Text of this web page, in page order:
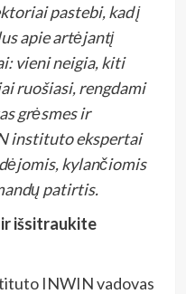
pastebi, kad į
apie artėjantį
vieni neigia, kiti
ruošiasi, rengdami
grėsmes ir
instituto ekspertai
kylančiomis
patirtis.
išsitraukite
INWIN vadovas